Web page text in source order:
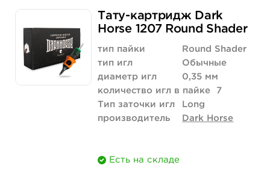
Количество
1 700 руб.
купить
Тату-картридж Dark
Horse 1207 Round Shader
тип пайки
Round Shader
тип игл
Обычные
диаметр игл
0,35 мм
количество игл в пайке
7
Тип заточки игл
Long
производитель
Dark Horse
Есть на складе